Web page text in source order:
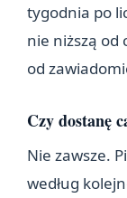
tygodnia po
nie niższą od
od
Czy dostanę
Nie zawsze.
według